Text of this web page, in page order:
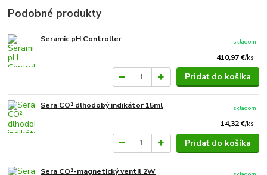
Podobné produkty
Seramic pH Controller
410,97 €/ks
skladom
Pridať do košíka
Sera CO² dlhodobý indikátor 15ml
14,32 €/ks
skladom
Pridať do košíka
Sera CO²-magnetický ventil 2W